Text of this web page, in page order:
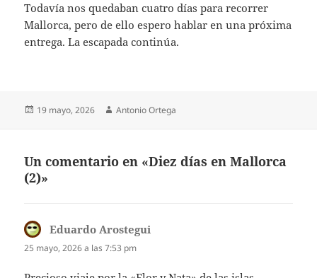
Todavía nos quedaban cuatro días para recorrer
Mallorca, pero de ello espero hablar en una próxima
entrega. La escapada continúa.
Publicado
19 mayo, 2026 Autor
Antonio Ortega
Un comentario en «Diez días en Mallorca
(2)»
Eduardo Arostegui
25 mayo, 2026 a las 7:53 pm